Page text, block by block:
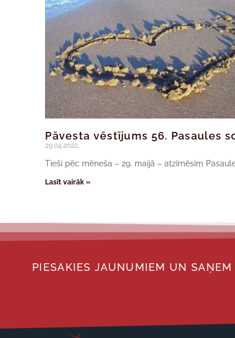
Pāvesta vēstījums 56. Pasaules
29.04.2022.
Tieši pēc mēneša – 29. maijā – atzīmēsim
Lasīt vairāk »
PIESAKIES JAUNUMIEM UN